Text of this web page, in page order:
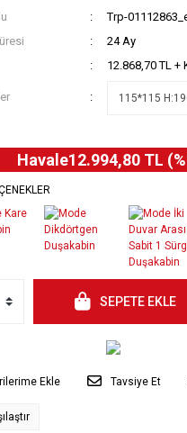
Trp-
24 Ay
12.868,70 TL +
Havale12.994,80 TL
SEPETE EKLE
Tavsiye Et